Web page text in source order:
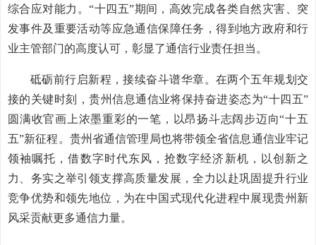
综合应对能力。“十四五”期间，高效完成各类自然灾害、突
发事件及重要活动等应急通信保障任务，得到地方政府和行
业主管部门的高度认可，彰显了通信行业责任担当。
砥砺前行启新程，接续奋斗谱华章。在两个五年规划交
接的关键时刻，贵州信息通信业将保持奋进姿态为“十四五”
圆满收官画上浓墨重彩的一笔，以昂扬斗志阔步迈向“十五
五”新征程。贵州省通信管理局也将带领全省信息通信业牢记
领袖嘱托，借数字时代东风，抢数字经济新机，以创新之
力、务实之举引领支撑高质量发展，全力以赴巩固提升行业
竞争优势和领先地位，为在中国式现代化进程中展现贵州新
风采贡献更多通信力量。